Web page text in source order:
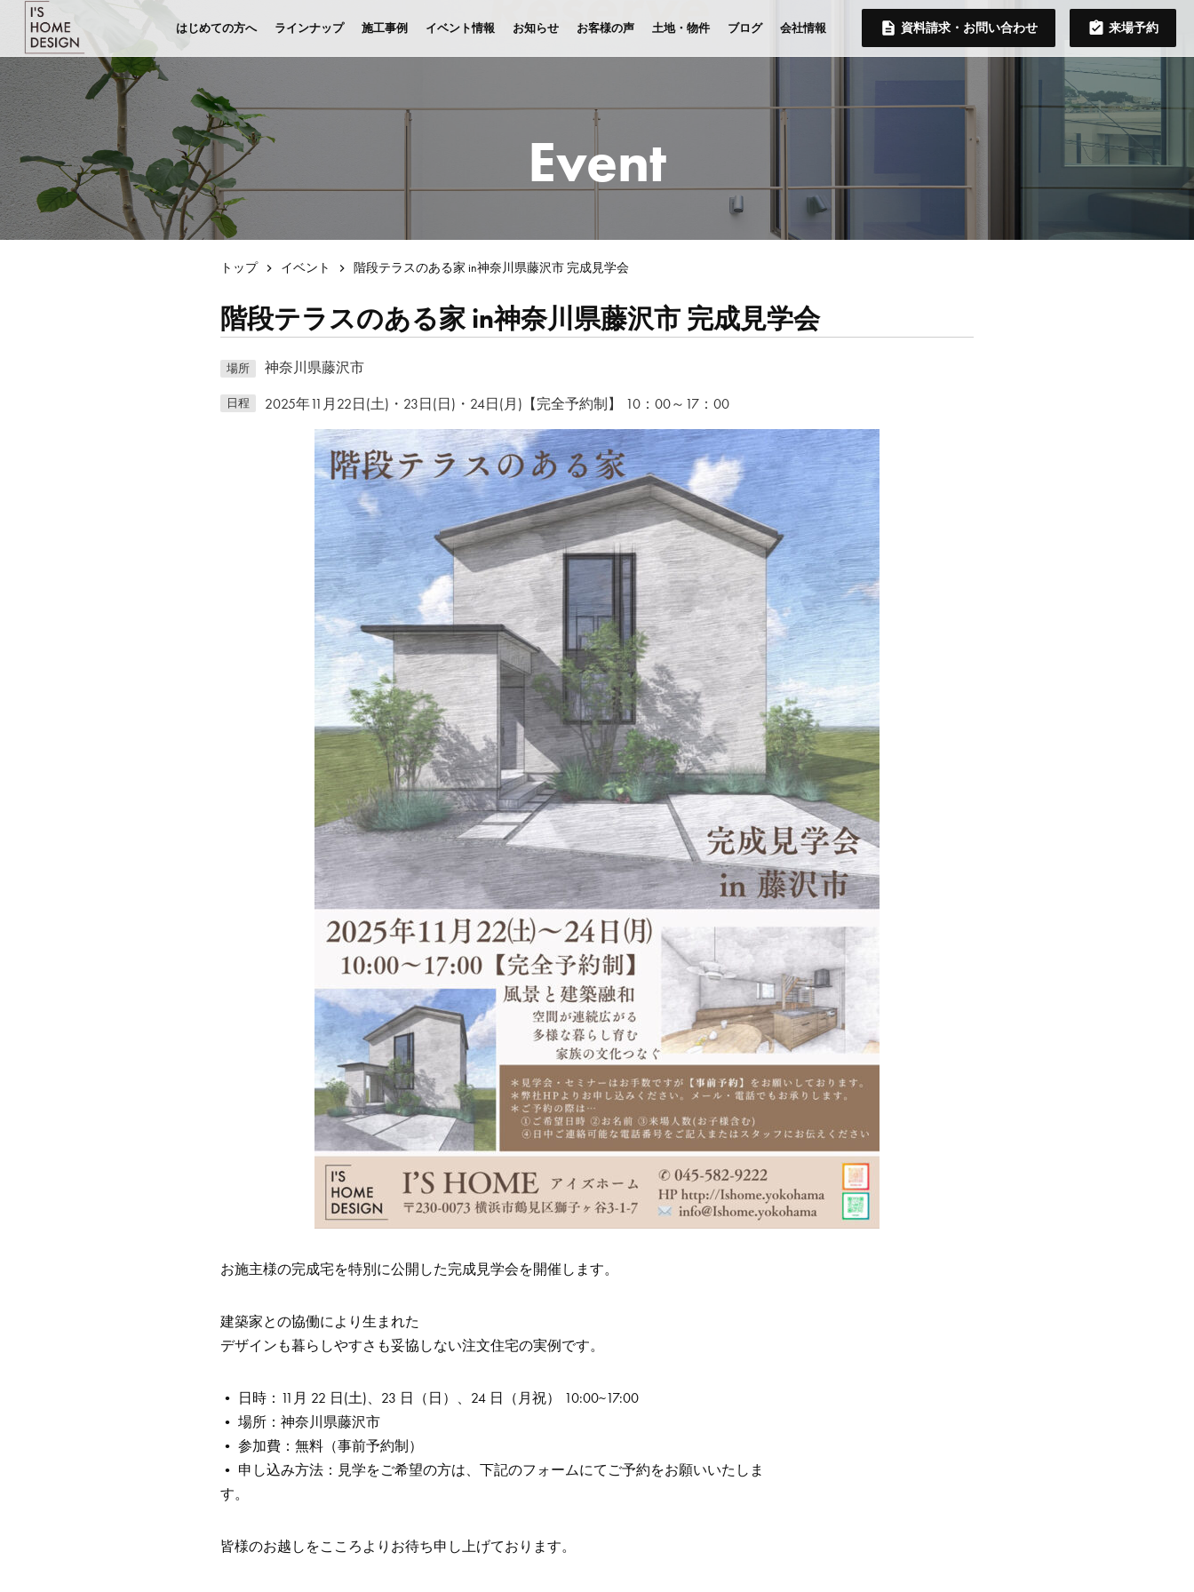
はじめての方へ ラインナップ 施工事例 イベント情報 お知らせ お客様の声 土地・物件 ブログ 会社情報 資料請求・お問い合わせ 来場予約
Event
トップ イベント 階段テラスのある家 in神奈川県藤沢市 完成見学会
階段テラスのある家 in神奈川県藤沢市 完成見学会
場所 神奈川県藤沢市
日程 2025年11月22日(土)・23日(日)・24日(月)【完全予約制】 10：00～17：00
お施主様の完成宅を特別に公開した完成見学会を開催します。
建築家との協働により生まれた
デザインも暮らしやすさも妥協しない注文住宅の実例です。
• 日時：11月 22 日(土)、23 日（日）、24 日（月祝） 10:00~17:00
• 場所：神奈川県藤沢市
• 参加費：無料（事前予約制）
• 申し込み方法：見学をご希望の方は、下記のフォームにてご予約をお願いいたしま
す。
皆様のお越しをこころよりお待ち申し上げております。